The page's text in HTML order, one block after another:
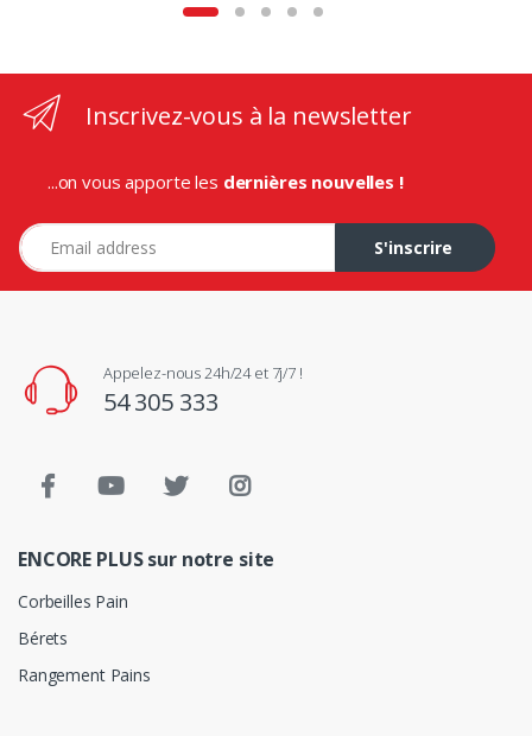
Inscrivez-vous à la newsletter
...on vous apporte les dernières nouvelles !
Adresse e-mail
S'inscrire
Appelez-nous 24h/24 et 7j/7 !
54 305 333
ENCORE PLUS sur notre site
Corbeilles Pain
Bérets
Rangement Pains